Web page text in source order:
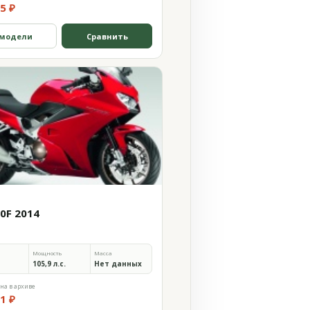
₽
Сравнить
2014
Мощность
105,9 л.с.
Масса
Нет данных
в архиве
₽